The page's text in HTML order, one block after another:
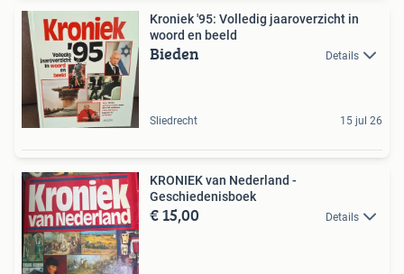
Kroniek '95: Volledig jaaroverzicht in
woord en beeld
Bieden Details
Sliedrecht 15 jul 26
KRONIEK van Nederland -
Geschiedenisboek
€ 15,00 Details